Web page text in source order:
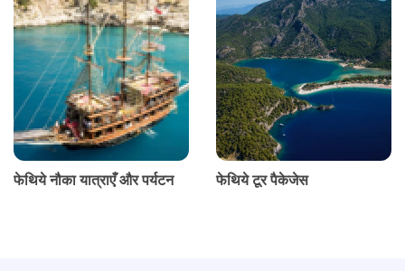
फेथिये नौका यात्राएँ और पर्यटन फेथिये टूर पैकेजेस